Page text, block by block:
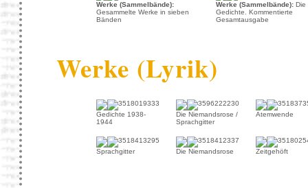
Werke (Sammelbände):
Gesammelte Werke in sieben
Bänden
Werke (Sammelbände):Die
Gedichte. Kommentierte
Gesamtausgabe
Werke (Lyrik)
Gedichte 1938-
1944
Die Niemandsrose /
Sprachgitter
Atemwende
Sprachgitter Die Niemandsrose Zeitgehöft